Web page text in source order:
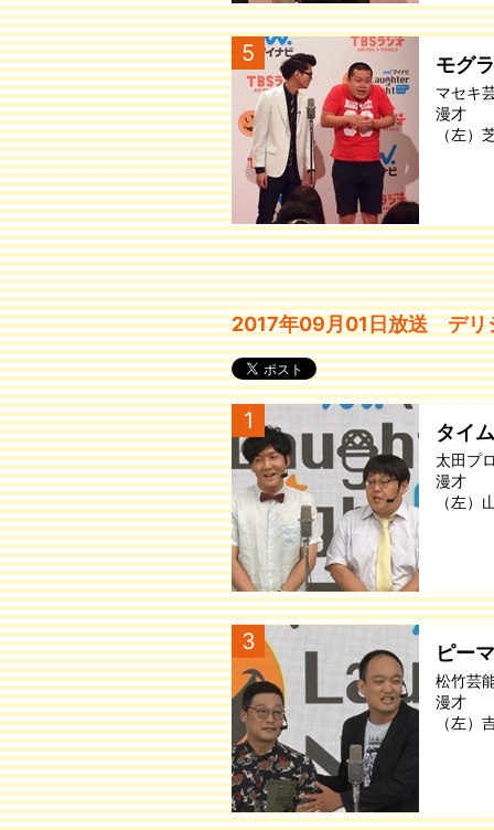
5 モグ
マセキ
漫才
（左
2017年09月01日放送 デリ
1 タイ
太田プ
漫才
（左
3 ピー
松竹芸
漫才
（左